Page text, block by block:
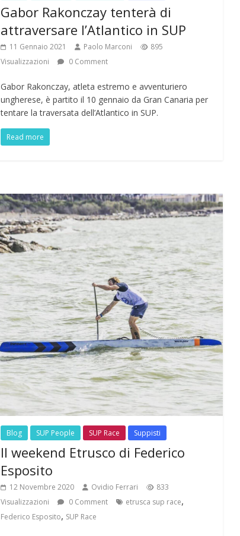
Gabor Rakonczay tenterà di
attraversare l’Atlantico in SUP
11 Gennaio 2021 Paolo Marconi
895
Visualizzazioni
0 Comment
Gabor Rakonczay, atleta estremo e avventuriero
ungherese, è partito il 10 gennaio da Gran Canaria per
tentare la traversata dell’Atlantico in SUP.
Read more
Blog SUP People SUP Race Suppisti
Il weekend Etrusco di Federico
Esposito
12 Novembre 2020 Ovidio Ferrari
833
Visualizzazioni
0 Comment etrusca sup race,
Federico Esposito, SUP Race